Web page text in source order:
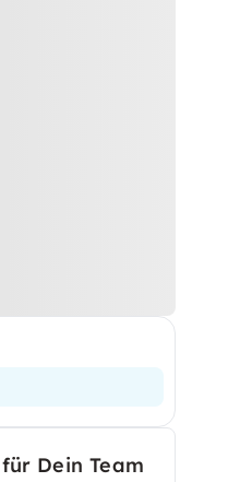
Dein Team